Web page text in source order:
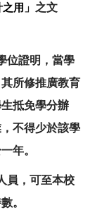
用 」之文
位證明，當學
所修推廣教育
抵免學分辦
不得少於該學
年。
員，可至本校
。